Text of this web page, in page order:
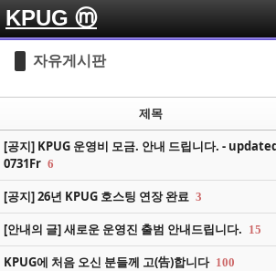
KPUG ⓜ
자유게시판
제목
[공지] KPUG 운영비 모금. 안내 드립니다. -
0731Fr 6
[공지] 26년 KPUG 호스팅 연장 완료 3
[안내의 글] 새로운 운영진 출범 안내드립니다. 15
KPUG에 처음 오신 분들께 고(告)합니다 100
Sketchbook5, 스케치
Sketchbook5, 스케치
Sketchbook5, 스케치
Sketchbook5, 스케치